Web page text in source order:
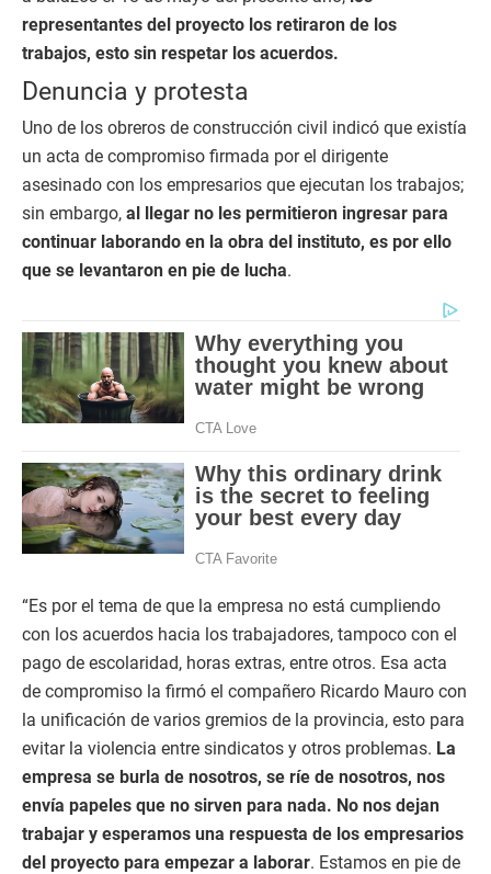
representantes del proyecto los retiraron de los
trabajos, esto sin respetar los acuerdos.
Denuncia y protesta
Uno de los obreros de construcción civil indicó que existía
un acta de compromiso firmada por el dirigente
asesinado con los empresarios que ejecutan los trabajos;
sin embargo, al llegar no les permitieron ingresar para
continuar laborando en la obra del instituto, es por ello
que se levantaron en pie de lucha.
“Es por el tema de que la empresa no está cumpliendo
con los acuerdos hacia los trabajadores, tampoco con el
pago de escolaridad, horas extras, entre otros. Esa acta
de compromiso la firmó el compañero Ricardo Mauro con
la unificación de varios gremios de la provincia, esto para
evitar la violencia entre sindicatos y otros problemas. La
empresa se burla de nosotros, se ríe de nosotros, nos
envía papeles que no sirven para nada. No nos dejan
trabajar y esperamos una respuesta de los empresarios
del proyecto para empezar a laborar. Estamos en pie de